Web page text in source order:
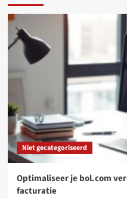
Niet gecategoriseerd
Optimaliseer je bol.com
facturatie